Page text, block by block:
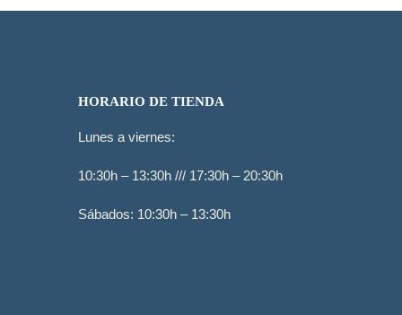
HORARIO DE TIENDA
Lunes a viernes:
10:30h – 13:30h /// 17:30h – 20:30h
Sábados: 10:30h – 13:30h